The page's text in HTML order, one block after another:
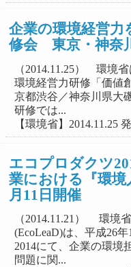
企業の環境経営力
修会 東京・神奈
（2014.11.25） 環境
環境経営力研修「価値
京都渋谷／神奈川県
研修では...
【環境省】2014.11.25
エコプロダクツ
業における『環境
月11日開催
（2014.11.21） 環境
(EcoLeaD)は、平成26
2014にて、企業の環境
問題に関...